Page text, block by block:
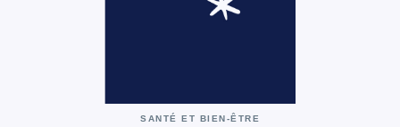
SANTÉ ET BIEN-ÊTRE